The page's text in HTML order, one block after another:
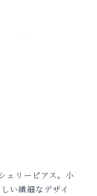
ェリーピアス。小
い繊細なデザイ